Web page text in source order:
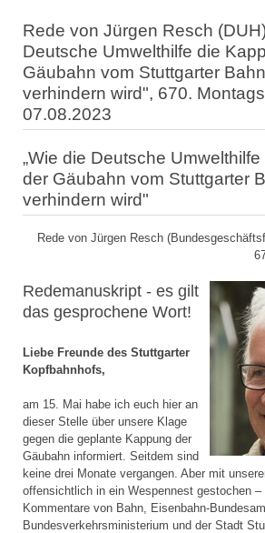
Rede von Jürgen Resch
Deutsche Umwelthilfe die
Gäubahn vom Stuttgarter
verhindern wird", 670.
07.08.2023
„Wie die Deutsche
der Gäubahn vom Stuttgarter
verhindern wird"
Rede von Jürgen Resch
Redemanuskript - es gilt
das gesprochene Wort!
Liebe Freunde des Stuttgarter
Kopfbahnhofs,
am 15. Mai habe ich euch hier an
dieser Stelle über unsere Klage
gegen die geplante Kappung der
Gäubahn informiert. Seitdem sind
keine drei Monate vergangen. Aber mit
offensichtlich in ein Wespennest gestochen
Kommentare von Bahn, Eisenbahn-
Bundesverkehrsministerium und der Stadt